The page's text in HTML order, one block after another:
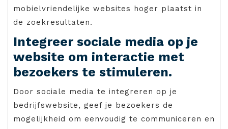
mobielvriendelijke websites hoger plaatst in
de zoekresultaten.
Integreer sociale media op je
website om interactie met
bezoekers te stimuleren.
Door sociale media te integreren op je
bedrijfswebsite, geef je bezoekers de
mogelijkheid om eenvoudig te communiceren en